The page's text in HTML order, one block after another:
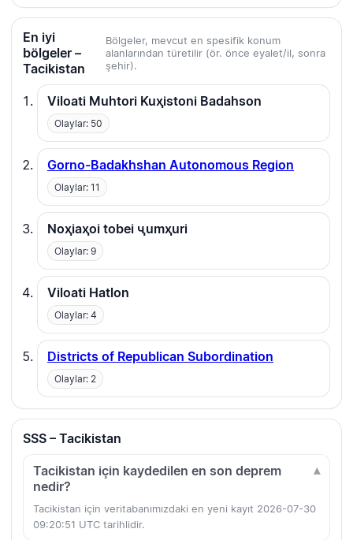
En iyi
bölgeler –
Tacikistan
Bölgeler, mevcut en spesifik konum
alanlarından türetilir (ör. önce eyalet/il, sonra
şehir).
Viloati Muhtori Kuҳistoni Badahson
Olaylar: 50
Gorno-Badakhshan Autonomous Region
Olaylar: 11
Noҳiaҳoi tobei ҷumҳuri
Olaylar: 9
Viloati Hatlon
Olaylar: 4
Districts of Republican Subordination
Olaylar: 2
SSS – Tacikistan
Tacikistan için kaydedilen en son deprem
nedir?
Tacikistan için veritabanımızdaki en yeni kayıt 2026-07-30
09:20:51 UTC tarihlidir.